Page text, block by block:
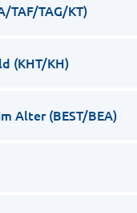
TAF/TAG/KT)
(KHT/KH)
Alter (BEST/BEA)